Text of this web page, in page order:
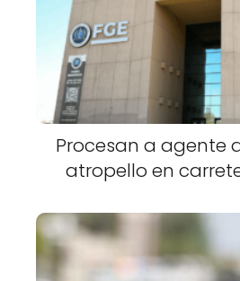
Procesan a agente
atropello en